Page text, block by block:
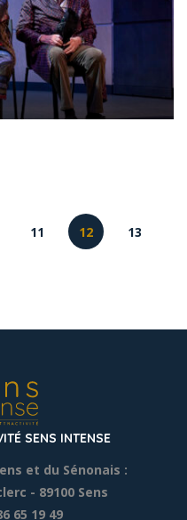
11 12 13
SENS INTENSE
et du Sénonais :
- 89100 Sens
65 19 49